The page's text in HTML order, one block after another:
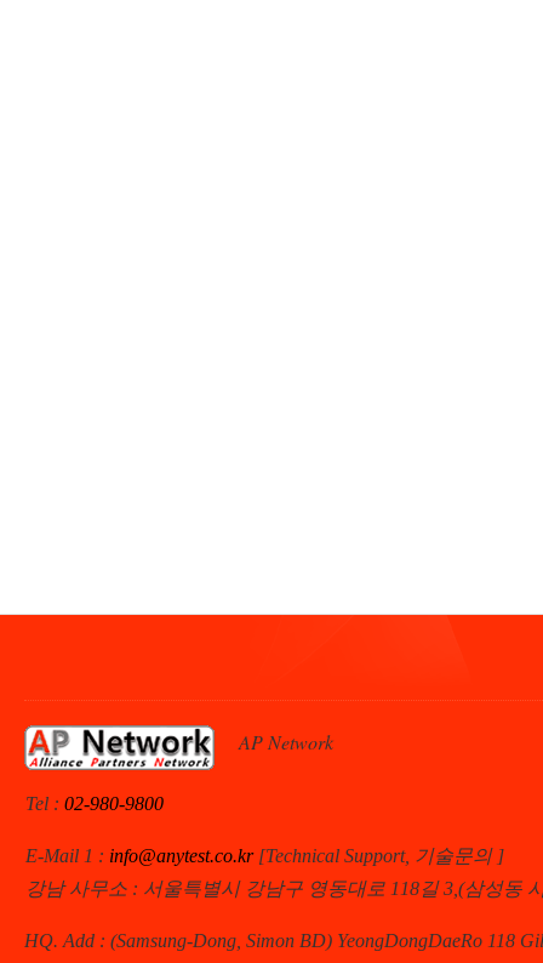
AP Network
Tel : 02-980-9800
E-Mail 1 : info@anytest.co.kr [Technical Support, 기술문의 ]
강남 사무소 : 서울특별시 강남구 영동대로 118길 3,(삼성동
HQ. Add : (Samsung-Dong, Simon BD) YeongDongDaeRo 118